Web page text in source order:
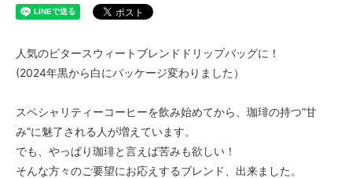
人気のビタースウィートブレンドドリップバッグに！
(2024年黒から白にパッケージ変わりました）
スペシャリティーコーヒーを飲み始めてから、珈琲の持つ”甘
み”に魅了される人が増えています。
でも、やっぱり珈琲と言えば苦みも欲しい！
そんな方々のご要望にお応えするブレンド、出来ました。